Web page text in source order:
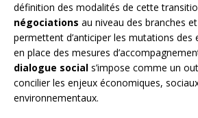
définition des modalités de cette
négociations au niveau des branches
permettent d’anticiper les mutations
en place des mesures
dialogue social s’impose comme un
concilier les enjeux économiques,
environnementaux.